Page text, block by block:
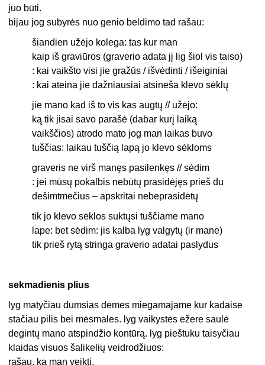
juo būti.
bijau jog subyrės nuo genio beldimo tad rašau:
šiandien užėjo kolega: tas kur man
kaip iš graviūros (graverio adata jį lig šiol vis taiso)
: kai vaikšto visi jie gražūs / išvėdinti / išeiginiai
: kai ateina jie dažniausiai atsineša klevo sėklų
jie mano kad iš to vis kas augtų // užėjo:
ką tik jisai savo parašė (dabar kurį laiką
vaikščios) atrodo mato jog man laikas buvo
tuščias: laikau tuščią lapą jo klevo sėkloms
graveris ne virš manęs pasilenkęs // sėdim
: jei mūsų pokalbis nebūtų prasidėjęs prieš du
dešimtmečius – apskritai nebeprasidėtų
tik jo klevo sėklos suktųsi tuščiame mano
lape: bet sėdim: jis kalba lyg valgytų (ir mane)
tik prieš rytą stringa graverio adatai paslydus
sekmadienis plius
lyg matyčiau dumsias dėmes miegamajame kur kadaise
stačiau pilis bei mėsmales. lyg vaikystės ežere saulė
degintų mano atspindžio kontūrą. lyg pieštuku taisyčiau
klaidas visuos šalikelių veidrodžiuos:
rašau. ką man veikti.